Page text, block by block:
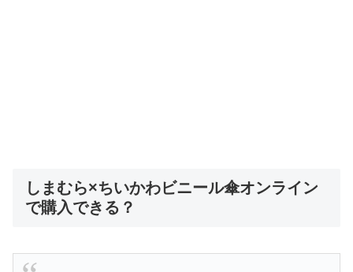
しまむら×ちいかわビニール傘オンライン
で購入できる？